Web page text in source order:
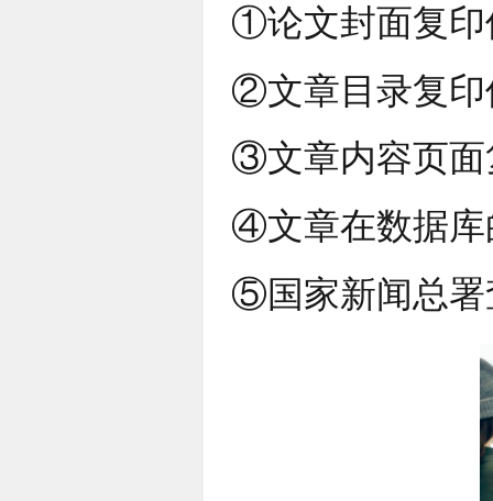
①论文封面复印
②文章目录复印
③文章内容页面
④文章在数据库
⑤国家新闻总署